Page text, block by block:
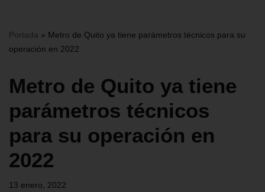
Portada » Metro de Quito ya tiene parámetros técnicos para su
operación en 2022
Metro de Quito ya tiene
parámetros técnicos
para su operación en
2022
13 enero, 2022